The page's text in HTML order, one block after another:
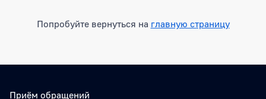
Попробуйте вернуться на главную страницу
Приём обращений